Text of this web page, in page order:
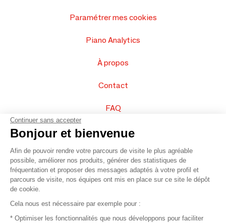
Paramétrer mes cookies
Piano Analytics
À propos
Contact
FAQ
Vendez vos produits
Plan du site
© 2016 –Organisation SAFI
Continuer sans accepter
Bonjour et bienvenue
Afin de pouvoir rendre votre parcours de visite le plus agréable
possible, améliorer nos produits, générer des statistiques de
fréquentation et proposer des messages adaptés à votre profil et
parcours de visite, nos équipes ont mis en place sur ce site le dépôt
de cookie.
Cela nous est nécessaire par exemple pour :
* Optimiser les fonctionnalités que nous développons pour faciliter